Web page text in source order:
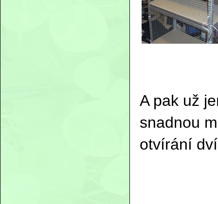
A pak už
snadnou
otvírání